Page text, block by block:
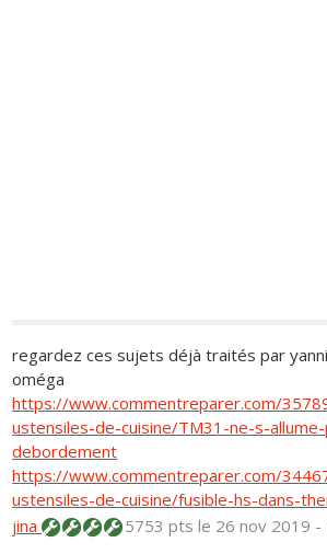
regardez ces sujets déjà traités par
oméga
https://www.commentreparer.com/
ustensiles-de-cuisine/TM31-ne-s-
debordement
https://www.commentreparer.com/
ustensiles-de-cuisine/fusible-hs-dans-
jina
5753 ptsle 26 nov 2019 -